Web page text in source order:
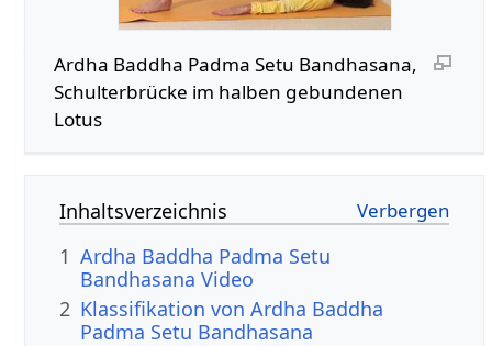
Ardha Baddha Padma Setu Bandhasana,
Schulterbrücke im halben gebundenen
Lotus
Inhaltsverzeichnis
1 Ardha Baddha Padma Setu
Bandhasana Video
2 Klassifikation von Ardha Baddha
Padma Setu Bandhasana